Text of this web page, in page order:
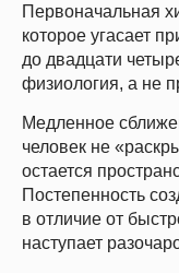
Первоначальная
которое угасает
до двадцати
физиология, а не
Медленное
человек не
остается
Постепенность
в отличие от
наступает